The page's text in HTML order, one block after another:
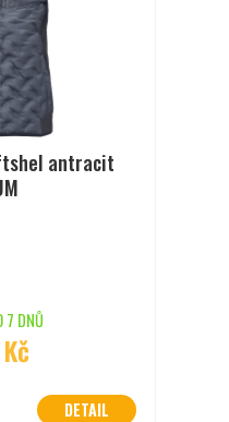
antracit
7 DNŮ
DETAIL